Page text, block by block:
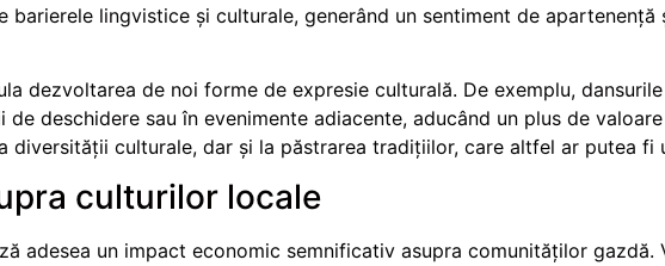
barierele lingvistice și culturale, generând un sentiment de apartenență
dezvoltarea de noi forme de expresie culturală. De exemplu,
deschidere sau în evenimente adiacente, aducând un plus de
diversității culturale, dar și la păstrarea tradițiilor, care altfel ar putea fi
culturilor locale
adesea un impact economic semnificativ asupra comunităților gazdă.